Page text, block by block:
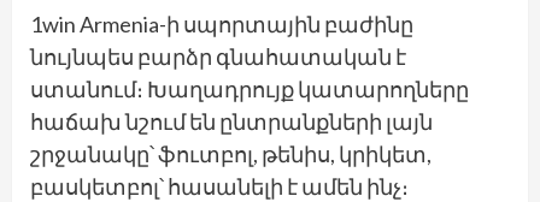
1win Armenia-ի սպորտային բաժինը
նույնպես բարձր գնահատական է
ստանում։ Խաղադրույք կատարողները
հաճախ նշում են ընտրանքների լայն
շրջանակը՝ ֆուտբոլ, թենիս, կրիկետ,
բասկետբոլ՝ հասանելի է ամեն ինչ։